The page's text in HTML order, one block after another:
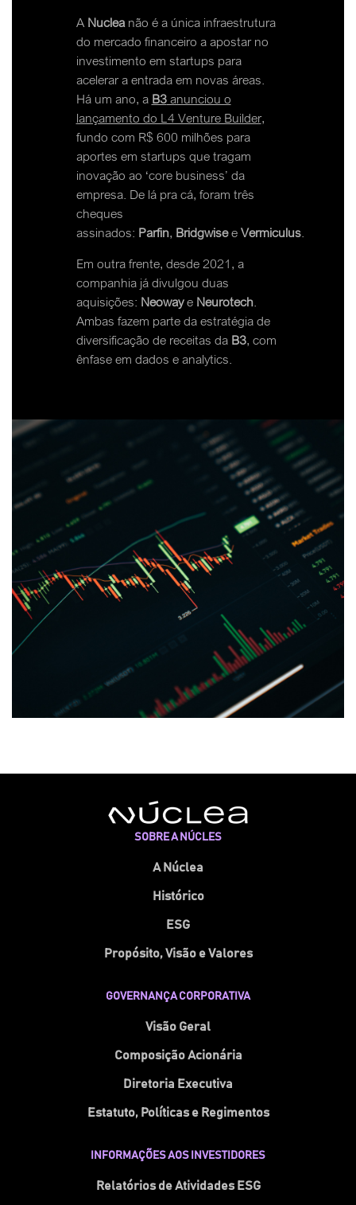
A Nucleanão é a única infraestrutura
do mercado financeiro a apostar no
investimento em startups para
acelerar a entrada em novas áreas.
Há um ano, a B3anunciou o
lançamento do L4 Venture Builder,
fundo com R$ 600 milhões para
aportes em startups que tragam
inovação ao ‘core business’ da
empresa. De lá pra cá, foram três
cheques
assinados: Parfin, Bridgwisee Vermiculus.
Em outra frente, desde 2021, a
companhia já divulgou duas
aquisições: Neowaye Neurotech.
Ambas fazem parte da estratégia de
diversificação de receitas da B3, com
ênfase em dados e analytics.
SOBRE A NÚCLES
A Núclea
Histórico
ESG
Propósito, Visão e Valores
GOVERNANÇA CORPORATIVA
Visão Geral
Composição Acionária
Diretoria Executiva
Estatuto, Políticas e Regimentos
INFORMAÇÕES AOS INVESTIDORES
Relatórios de Atividades ESG